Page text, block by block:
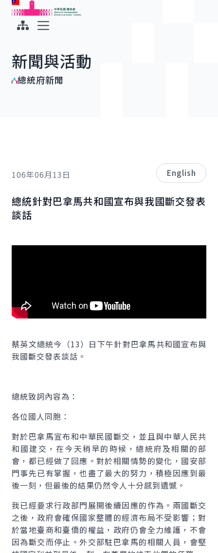
跳到主要內容
中華民國總統府
新聞與活動
總統府新聞
106年06月13日 English
總統針對巴拿馬共和國宣布與我國斷交發表
談話
蔡英文總統今（13）日下午針對巴拿馬共和國宣布與
我國斷交發表談話。
總統致詞內容為：
各位國人同胞：
對於巴拿馬宣布和中華民國斷交，並且與中華人民共
和國建交，在今天稍早的時候，總統府及相關的部
會，都已經做了回應。對於相關情勢的變化，國安部
門事先已有掌握，也盡了最大的努力，積極因應到最
後一刻，但最後的結果仍然令人十分感到遺憾。
我已經要求行政部門展開後續因應的作為。兩國斷交
之後，政府會確保國家整體的經濟布局不受影響；對
於當地臺商和臺僑的權益，政府仍會全力維護，不會
因為斷交而停止。外交部駐巴拿馬的相關人員，會堅